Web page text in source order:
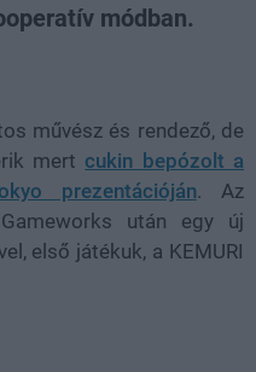
módban.
művész és rendező, de
mert cukin bepózolt a
prezentációján. Az
után egy új
első játékuk, a KEMURI